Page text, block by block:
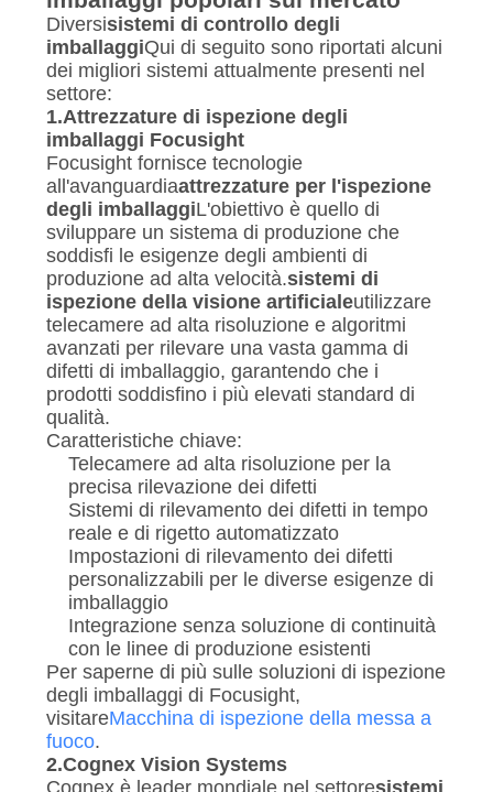
Diversisistemi di controllo degli
imballaggiQui di seguito sono riportati alcuni
dei migliori sistemi attualmente presenti nel
settore:
1.Attrezzature di ispezione degli
imballaggi Focusight
Focusight fornisce tecnologie
all'avanguardiaattrezzature per l'ispezione
degli imballaggiL'obiettivo è quello di
sviluppare un sistema di produzione che
soddisfi le esigenze degli ambienti di
produzione ad alta velocità.sistemi di
ispezione della visione artificialeutilizzare
telecamere ad alta risoluzione e algoritmi
avanzati per rilevare una vasta gamma di
difetti di imballaggio, garantendo che i
prodotti soddisfino i più elevati standard di
qualità.
Caratteristiche chiave:
Telecamere ad alta risoluzione per la
precisa rilevazione dei difetti
Sistemi di rilevamento dei difetti in tempo
reale e di rigetto automatizzato
Impostazioni di rilevamento dei difetti
personalizzabili per le diverse esigenze di
imballaggio
Integrazione senza soluzione di continuità
con le linee di produzione esistenti
Per saperne di più sulle soluzioni di ispezione
degli imballaggi di Focusight,
visitareMacchina di ispezione della messa a
fuoco.
2.Cognex Vision Systems
Cognex è leader mondiale nel settoresistemi